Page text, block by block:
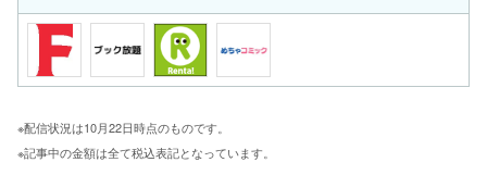
※配信状況は10月22日時点のものです。
※記事中の金額は全て税込表記となっています。